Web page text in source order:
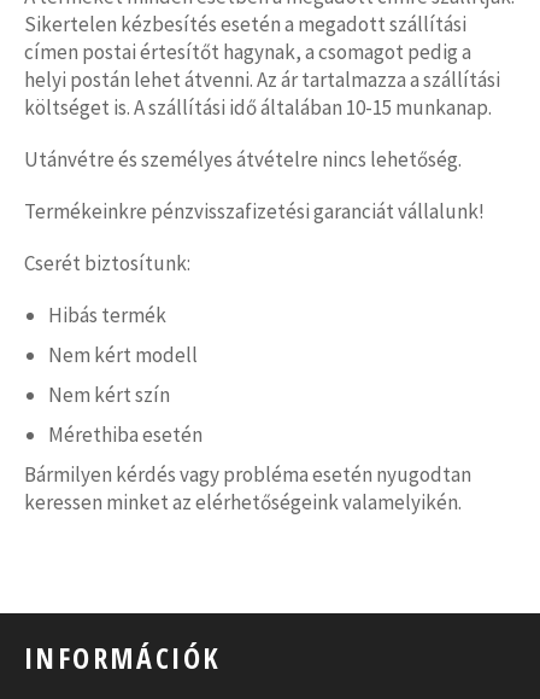
Sikertelen kézbesítés esetén a megadott szállítási
címen postai értesítőt hagynak, a csomagot pedig a
helyi postán lehet átvenni. Az ár tartalmazza a szállítási
költséget is. A szállítási idő általában 10-15 munkanap.
Utánvétre és személyes átvételre nincs lehetőség.
Termékeinkre pénzvisszafizetési garanciát vállalunk!
Cserét biztosítunk:
Hibás termék
Nem kért modell
Nem kért szín
Mérethiba esetén
Bármilyen kérdés vagy probléma esetén nyugodtan
keressen minket az elérhetőségeink valamelyikén.
INFORMÁCIÓK